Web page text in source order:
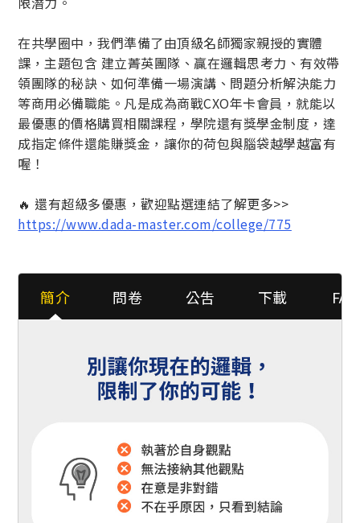
在共學圈中，我們準備了由頂級名師獨家親授的實體
課，主題包含 建立菁英團隊、贏在邏輯思考力、有效帶
領團隊的秘訣、如何準備一場演講、問題分析解決能力
等商用必備職能。凡是成為商戰CXO年卡會員，就能以
最優惠的價格購買相關課程，學院還有獎學金制度，達
成指定條件還能賺獎金，讓你的荷包與腦袋越學越富有
喔！
🔥 還有超級多優惠，歡迎點選連結了解更多>>
https://www.dada-master.com/college/775
簡介 問卷 公吿 下載 FAQ